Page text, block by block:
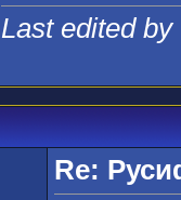
Last edited
Re: